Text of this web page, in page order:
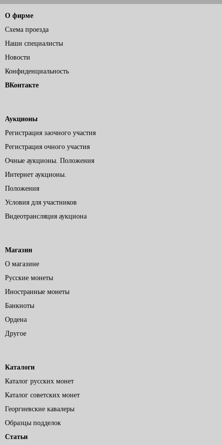
О фирме
Схема проезда
Наши специалисты
Новости
Конфиденциальность
ВКонтакте
Аукционы
Регистрация заочного участия
Регистрация очного участия
Очные аукционы. Положения
Интернет аукционы.
Положения
Условия для участников
Видеотрансляция аукциона
Магазин
О магазине
Русские монеты
Иностранные монеты
Банкноты
Ордена
Другое
Каталоги
Каталог русских монет
Каталог советских монет
Георгиевские кавалеры
Образцы подделок
Статьи